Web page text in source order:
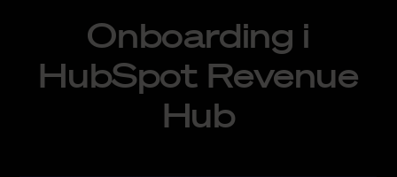
Onboarding i
HubSpot Revenue
Hub